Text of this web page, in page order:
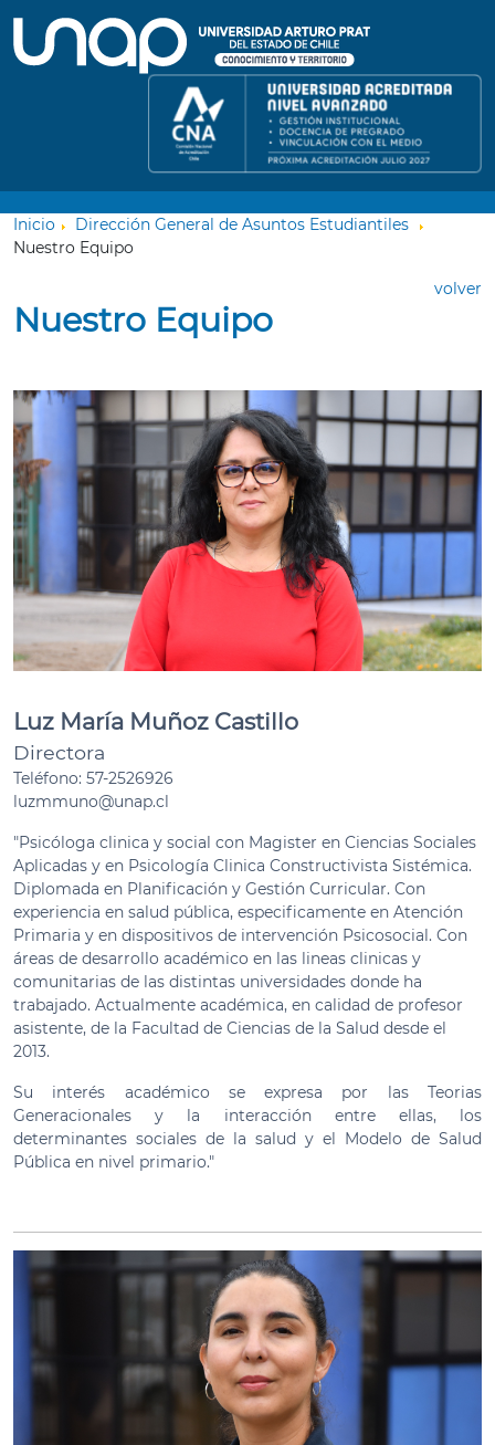
Inicio
Dirección General de Asuntos Estudiantiles
Nuestro Equipo
volver
Nuestro Equipo
Luz María Muñoz Castillo
Directora
Teléfono: 57-2526926
luzmmuno@unap.cl
"Psicóloga clinica y social con Magister en Ciencias Sociales
Aplicadas y en Psicología Clinica Constructivista Sistémica.
Diplomada en Planificación y Gestión Curricular. Con
experiencia en salud pública, especificamente en Atención
Primaria y en dispositivos de intervención Psicosocial. Con
áreas de desarrollo académico en las lineas clinicas y
comunitarias de las distintas universidades donde ha
trabajado. Actualmente académica, en calidad de profesor
asistente, de la Facultad de Ciencias de la Salud desde el
2013.
Su interés académico se expresa por las Teorias
Generacionales y la interacción entre ellas, los
determinantes sociales de la salud y el Modelo de Salud
Pública en nivel primario."